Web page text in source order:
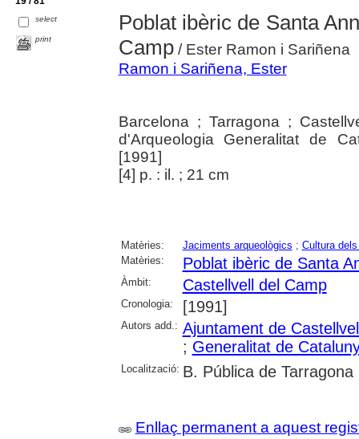
select
print
Poblat ibèric de Santa
Camp/ Ester Ramon i Sariñena
Ramon i Sariñena, Ester
Barcelona ; Tarragona ;
d'Arqueologia Generalitat de
[1991]
[4] p. : il. ; 21 cm
Matèries: Jaciments arqueològics ; Cultura
Matèries:
Poblat ibèric de Santa
Àmbit: Castellvell del Camp
Cronologia: [1991]
Autors add.: Ajuntament de
; Generalitat de
Localització: B. Pública de Tarragona
Enllaç permanent a aquest